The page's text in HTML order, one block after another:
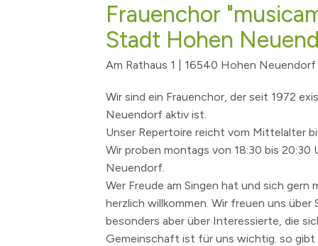
Fahrradabstellanlage
Geschichte
Hohen
Borgsdorf
Die Urkunde
Die ersten
Das
Der 17. Juni
Zahlen & Fakten
Sportförderung
Kommunale Räume
Bürgerhaus
Öffentliche
Feuerwehr
Wichtige
Löschzug
Löschzug
Polizei
Katastrophenschutz
Kirchen und religiöse Einrichtungen
VeranstaltungskalenderRegistrieren
Eigenbetrieb
Stadtfrequenz.
Presse
Amtsblatt
Ortsrecht /
Frauenchor
Stadt Hohen
Am Rathaus 1 | 16540 Hohen Neuendorf
Wir sind ein Frauenchor, der seit 1972
Neuendorf aktiv ist.
Unser Repertoire reicht vom Mittelalter
Wir proben montags von 18:30 bis 20:30
Neuendorf.
Wer Freude am Singen hat und sich gern
herzlich willkommen. Wir freuen uns über
besonders aber über Interessierte, die
Gemeinschaft ist für uns wichtig. so gibt